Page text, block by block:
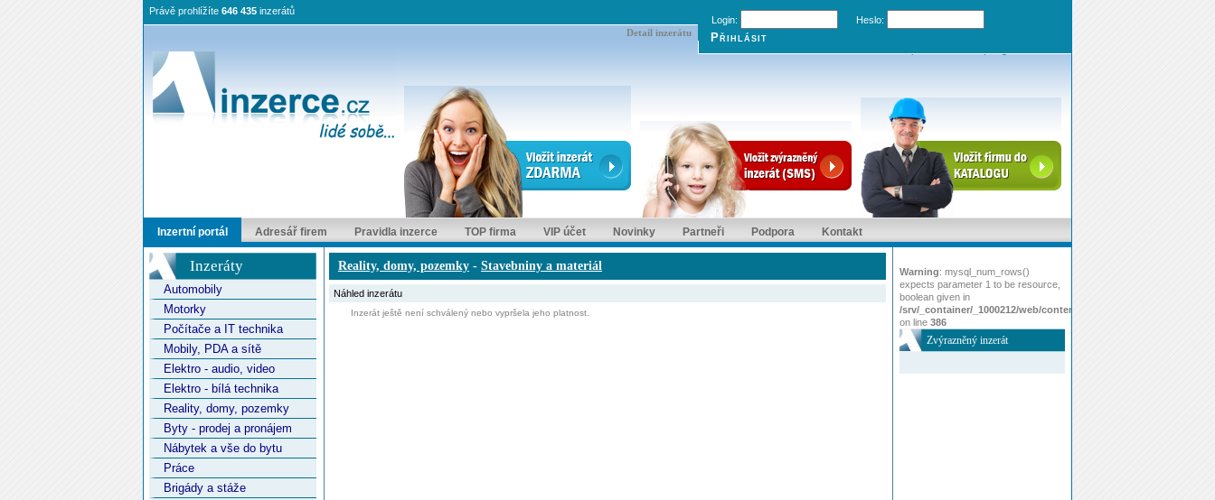
Detail inzerátu
Právě prohlížíte 646 435 inzerátů
Login:
Heslo:
Inzertní portál Adresář firem Pravidla inzerce TOP firma VIP účet Novinky Partneři Podpora Kontakt
Inzeráty
Automobily
Motorky
Počítače a IT technika
Mobily, PDA a sítě
Elektro - audio, video
Elektro - bílá technika
Reality, domy, pozemky
Byty - prodej a pronájem
Nábytek a vše do bytu
Práce
Brigády a stáže
Reality, domy, pozemky - Stavebniny a materiál
Náhled inzerátu
Inzerát ještě není schválený nebo vypršela jeho platnost.
Warning: mysql_num_rows()
expects parameter 1 to be resource,
boolean given in
/srv/_container/_1000212/web/content/www/index.php
on line 386
Zvýrazněný inzerát